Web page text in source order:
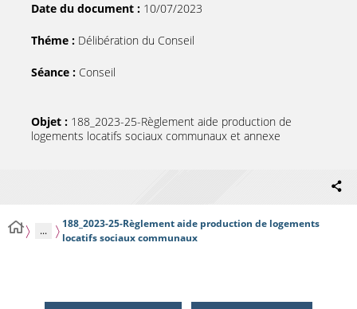
Date du document : 10/07/2023
Théme : Délibération du Conseil
Séance : Conseil
Objet : 188_2023-25-Règlement aide production de
logements locatifs sociaux communaux et annexe
...
188_2023-25-Règlement aide production de logements
locatifs sociaux communaux